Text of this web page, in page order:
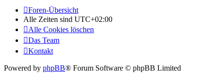
Foren-Übersicht
Alle Zeiten sind UTC+02:00
Alle Cookies löschen
Das Team
Kontakt
Powered by phpBB® Forum Software © phpBB Limited